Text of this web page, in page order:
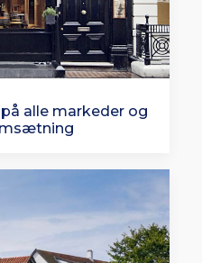
på alle markeder og